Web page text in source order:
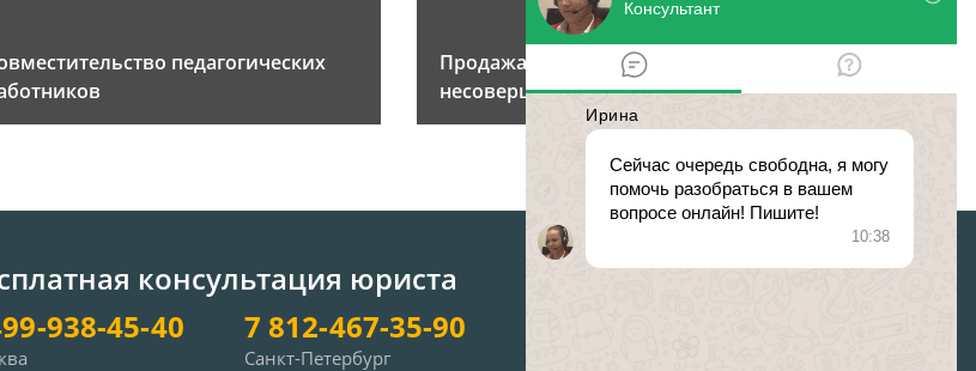
педагогических
Продажа квартиры с
несовершеннолетним собственником
консультация юриста
938-45-40
7 812-467-35-90
Санкт-Петербург